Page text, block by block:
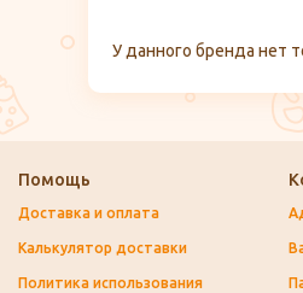
У данного бренда нет
Помощь
Доставка и оплата
Калькулятор доставки
Политика использования